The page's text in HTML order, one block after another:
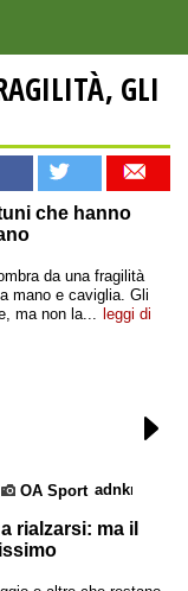
GLI
che hanno
da una fragilità
mano e caviglia. Gli
ma non la... leggi di
OA Sport adnkronos
rialzarsi: ma il